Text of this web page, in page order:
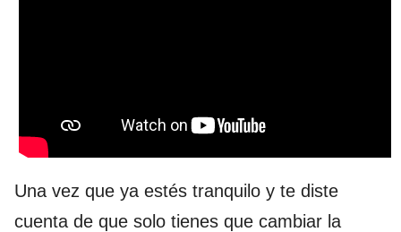
Una vez que ya estés tranquilo y te diste
cuenta de que solo tienes que cambiar la